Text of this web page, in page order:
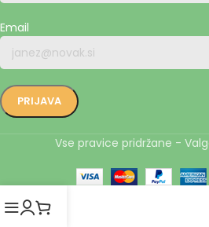
Email
Vse pravice pridržane -